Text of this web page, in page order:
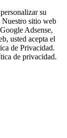
su
Nuestro sitio web
Adsense,
usted acepta el
de Privacidad.
de privacidad.